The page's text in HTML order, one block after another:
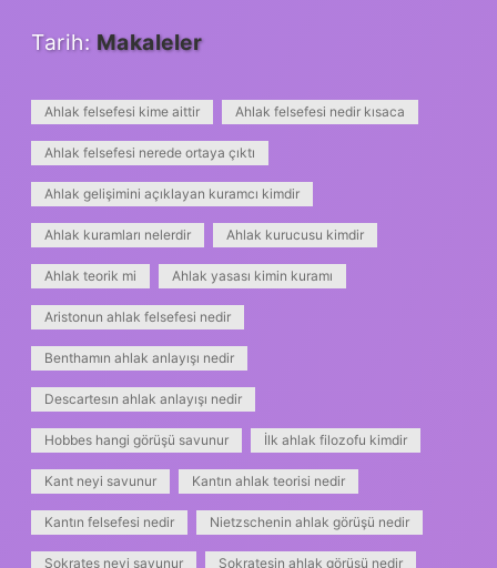
Tarih: Makaleler
Ahlak felsefesi kime aittir Ahlak felsefesi nedir kısaca
Ahlak felsefesi nerede ortaya çıktı
Ahlak gelişimini açıklayan kuramcı kimdir
Ahlak kuramları nelerdir Ahlak kurucusu kimdir
Ahlak teorik mi Ahlak yasası kimin kuramı
Aristonun ahlak felsefesi nedir
Benthamın ahlak anlayışı nedir
Descartesın ahlak anlayışı nedir
Hobbes hangi görüşü savunur İlk ahlak filozofu kimdir
Kant neyi savunur Kantın ahlak teorisi nedir
Kantın felsefesi nedir Nietzschenin ahlak görüşü nedir
Sokrates neyi savunur Sokratesin ahlak görüşü nedir